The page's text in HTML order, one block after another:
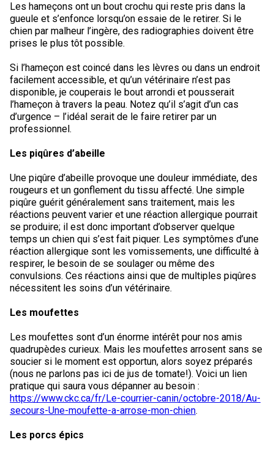
Les hameçons ont un bout crochu qui reste pris dans la
gueule et s’enfonce lorsqu’on essaie de le retirer. Si le
chien par malheur l’ingère, des radiographies doivent être
prises le plus tôt possible.
Si l’hameçon est coincé dans les lèvres ou dans un endroit
facilement accessible, et qu’un vétérinaire n’est pas
disponible, je couperais le bout arrondi et pousserait
l’hameçon à travers la peau. Notez qu’il s’agit d’un cas
d’urgence – l’idéal serait de le faire retirer par un
professionnel.
Les piqûres d’abeille
Une piqûre d’abeille provoque une douleur immédiate, des
rougeurs et un gonflement du tissu affecté. Une simple
piqûre guérit généralement sans traitement, mais les
réactions peuvent varier et une réaction allergique pourrait
se produire; il est donc important d’observer quelque
temps un chien qui s’est fait piquer. Les symptômes d’une
réaction allergique sont les vomissements, une difficulté à
respirer, le besoin de se soulager ou même des
convulsions. Ces réactions ainsi que de multiples piqûres
nécessitent les soins d’un vétérinaire.
Les moufettes
Les moufettes sont d’un énorme intérêt pour nos amis
quadrupèdes curieux. Mais les moufettes arrosent sans se
soucier si le moment est opportun, alors soyez préparés
(nous ne parlons pas ici de jus de tomate!). Voici un lien
pratique qui saura vous dépanner au besoin :
https://www.ckc.ca/fr/Le-courrier-canin/octobre-2018/Au-
secours-Une-moufette-a-arrose-mon-chien.
Les porcs épics